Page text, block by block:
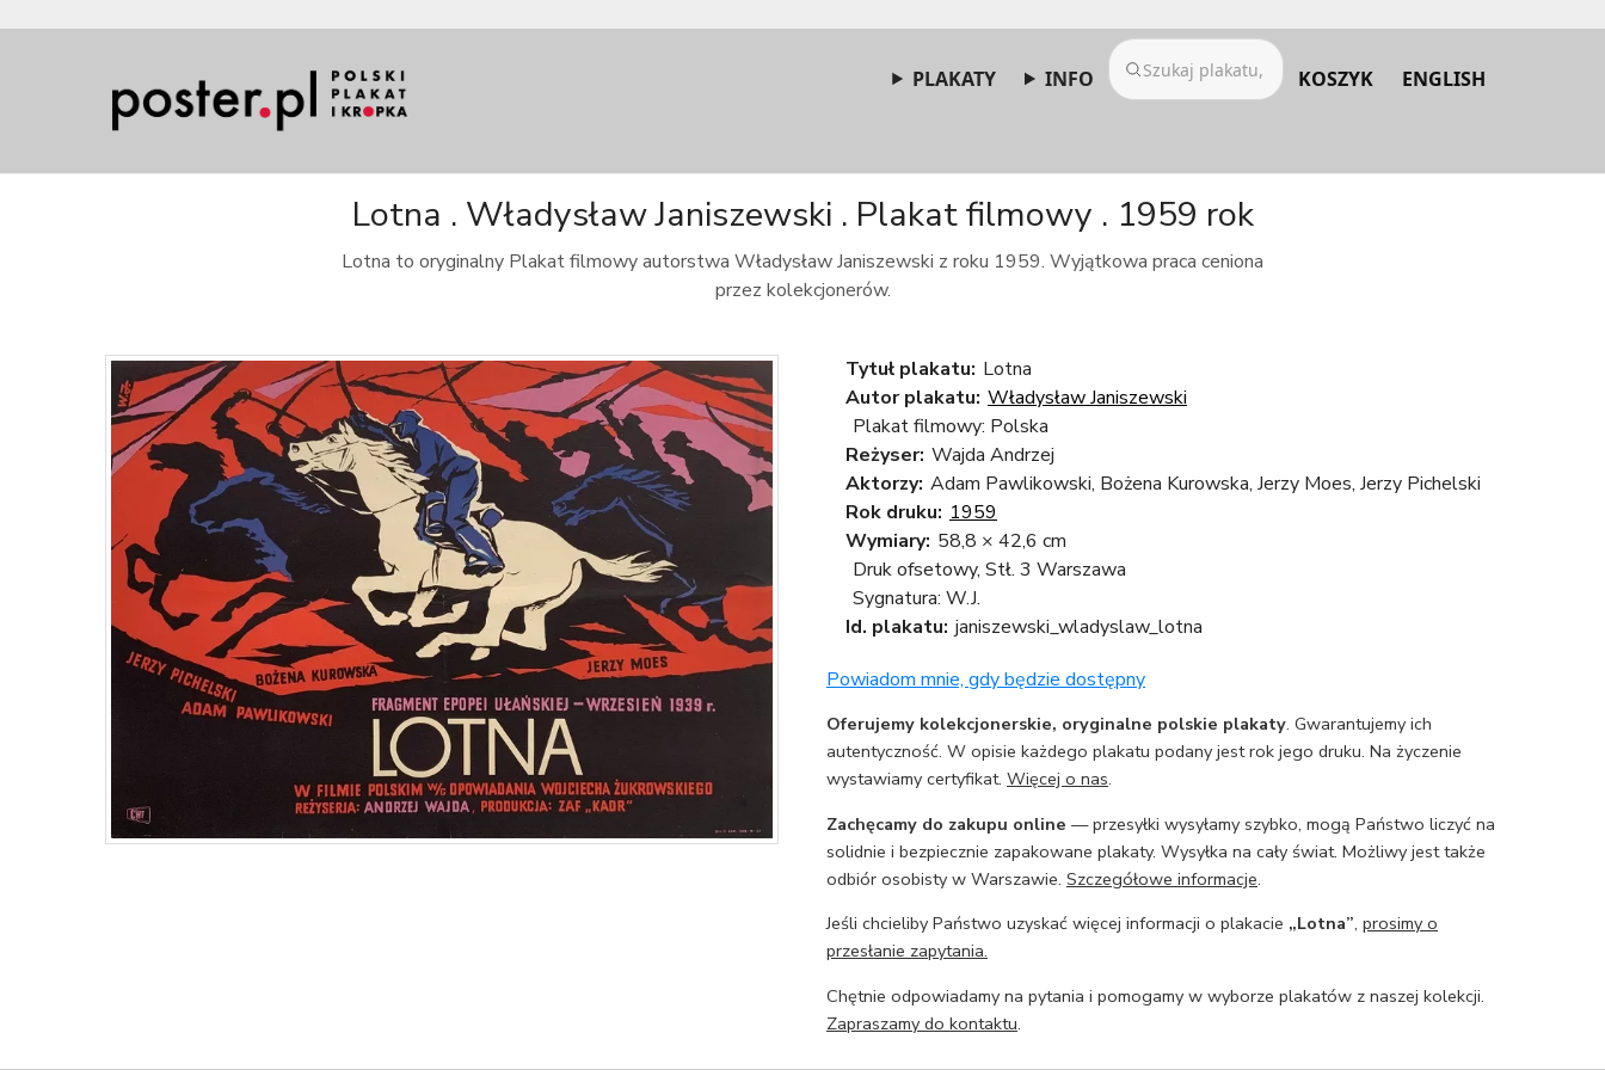
PLAKATY INFO KOSZYK ENGLISH
Lotna . Władysław Janiszewski . Plakat filmowy . 1959 rok
Lotna to oryginalny Plakat filmowy autorstwa Władysław Janiszewski z roku 1959. Wyjątkowa praca ceniona
przez kolekcjonerów.
Tytuł plakatu: Lotna
Autor plakatu: Władysław Janiszewski
Plakat filmowy: Polska
Reżyser: Wajda Andrzej
Aktorzy: Adam Pawlikowski, Bożena Kurowska, Jerzy Moes, Jerzy Pichelski
Rok druku: 1959
Wymiary: 58,8 × 42,6 cm
Druk ofsetowy, Stł. 3 Warszawa
Sygnatura: W.J.
Id. plakatu: janiszewski_wladyslaw_lotna
Powiadom mnie, gdy będzie dostępny
Oferujemy kolekcjonerskie, oryginalne polskie plakaty. Gwarantujemy ich
autentyczność. W opisie każdego plakatu podany jest rok jego druku. Na życzenie
wystawiamy certyfikat. Więcej o nas.
Zachęcamy do zakupu online — przesyłki wysyłamy szybko, mogą Państwo liczyć na
solidnie i bezpiecznie zapakowane plakaty. Wysyłka na cały świat. Możliwy jest także
odbiór osobisty w Warszawie. Szczegółowe informacje.
Jeśli chcieliby Państwo uzyskać więcej informacji o plakacie „Lotna”, prosimy o
przesłanie zapytania.
Chętnie odpowiadamy na pytania i pomogamy w wyborze plakatów z naszej kolekcji.
Zapraszamy do kontaktu.